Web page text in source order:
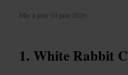
Mis à jour 10 juin 2026
White Rabbit